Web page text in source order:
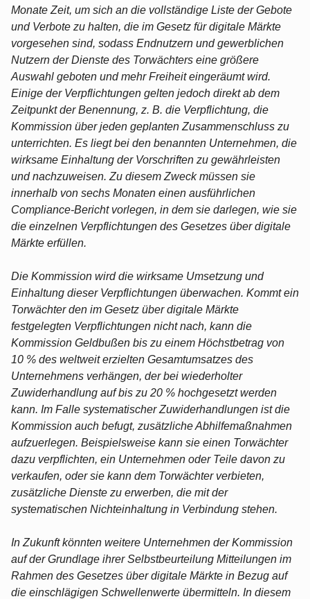
Monate Zeit, um sich an die vollständige Liste der Gebote
und Verbote zu halten, die im Gesetz für digitale Märkte
vorgesehen sind, sodass Endnutzern und gewerblichen
Nutzern der Dienste des Torwächters eine größere
Auswahl geboten und mehr Freiheit eingeräumt wird.
Einige der Verpflichtungen gelten jedoch direkt ab dem
Zeitpunkt der Benennung, z. B. die Verpflichtung, die
Kommission über jeden geplanten Zusammenschluss zu
unterrichten. Es liegt bei den benannten Unternehmen, die
wirksame Einhaltung der Vorschriften zu gewährleisten
und nachzuweisen. Zu diesem Zweck müssen sie
innerhalb von sechs Monaten einen ausführlichen
Compliance-Bericht vorlegen, in dem sie darlegen, wie sie
die einzelnen Verpflichtungen des Gesetzes über digitale
Märkte erfüllen.
Die Kommission wird die wirksame Umsetzung und
Einhaltung dieser Verpflichtungen überwachen. Kommt ein
Torwächter den im Gesetz über digitale Märkte
festgelegten Verpflichtungen nicht nach, kann die
Kommission Geldbußen bis zu einem Höchstbetrag von
10 % des weltweit erzielten Gesamtumsatzes des
Unternehmens verhängen, der bei wiederholter
Zuwiderhandlung auf bis zu 20 % hochgesetzt werden
kann. Im Falle systematischer Zuwiderhandlungen ist die
Kommission auch befugt, zusätzliche Abhilfemaßnahmen
aufzuerlegen. Beispielsweise kann sie einen Torwächter
dazu verpflichten, ein Unternehmen oder Teile davon zu
verkaufen, oder sie kann dem Torwächter verbieten,
zusätzliche Dienste zu erwerben, die mit der
systematischen Nichteinhaltung in Verbindung stehen.
In Zukunft könnten weitere Unternehmen der Kommission
auf der Grundlage ihrer Selbstbeurteilung Mitteilungen im
Rahmen des Gesetzes über digitale Märkte in Bezug auf
die einschlägigen Schwellenwerte übermitteln. In diesem